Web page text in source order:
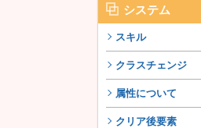
システム
スキル
クラスチェンジ
属性について
クリア後要素